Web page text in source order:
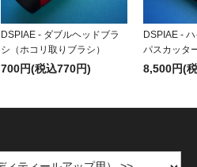
DSPIAE - ダブルヘッドブラ
シ（ホコリ取りブラシ）
700円(税込770円)
DSPIAE -
パスカッタ
8,500円(